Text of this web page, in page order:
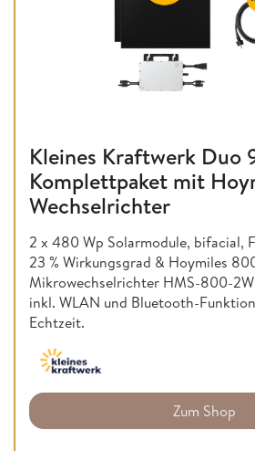
Kleines Kraftwerk Duo
Komplettpaket mit
Wechselrichter
2 x 480 Wp Solarmodule, bifacial,
23 % Wirkungsgrad & Hoymiles
Mikrowechselrichter HMS-800-
inkl. WLAN und Bluetooth-
Echtzeit.
Zum Shop